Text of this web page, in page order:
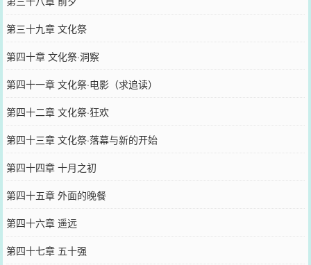
第三十九章 文化祭
第四十章 文化祭·洞察
第四十一章 文化祭·电影（求追读）
第四十二章 文化祭·狂欢
第四十三章 文化祭·落幕与新的开始
第四十四章 十月之初
第四十五章 外面的晚餐
第四十六章 遥远
第四十七章 五十强